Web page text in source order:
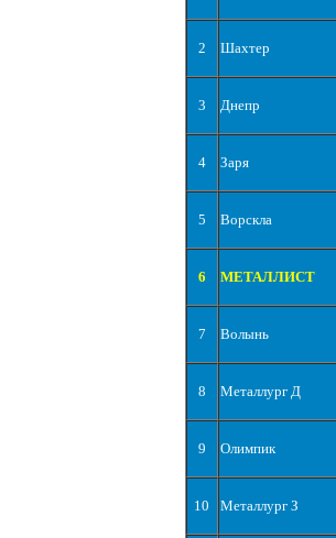
2 Шахтер
3 Днепр
4 Заря
5 Ворскла
6 МЕТАЛЛИСТ
7 Волынь
8 Металлург Д
9 Олимпик
10 Металлург З